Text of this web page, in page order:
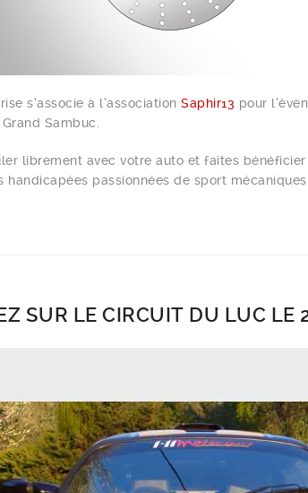
s’associe à l’association Saphir13 pour
Sambuc.
librement avec votre auto et faites
handicapées passionnées de sport mécaniques
SUR LE CIRCUIT DU LUC LE